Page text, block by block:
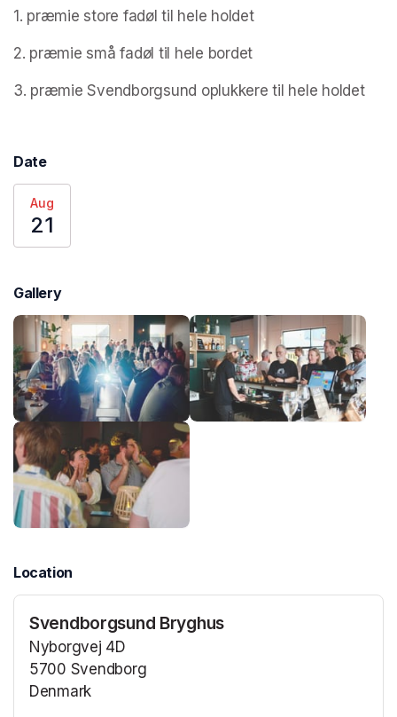
1. præmie store fadøl til hele holdet
2. præmie små fadøl til hele bordet
3. præmie Svendborgsund oplukkere til hele holdet
Date
Aug
21
Gallery
Location
Svendborgsund Bryghus
Nyborgvej 4D
5700 Svendborg
Denmark